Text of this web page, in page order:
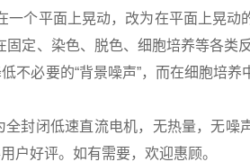
个平面上晃动，改为在平面上晃动
定、染色、脱色、细胞培养等各类
不必要的“背景噪声”，而在细胞培养
封闭低速直流电机，无热量，无噪
户好评。如有需要，欢迎惠顾。